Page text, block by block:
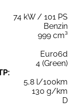
74 kW / 101 PS
Benzin
999 cm³
Euro6d
4 (Green)
5,8 l/100km
130 g/km
D